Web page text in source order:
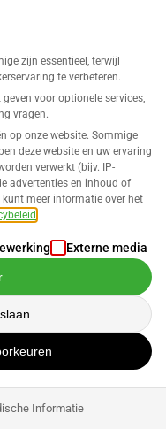
marktplaatsen
2025 – Hoe
Sales
zijn essentieel, terwijl
te verbeteren.
voor optionele services,
vragen.
op onze website. Sommige
deze website en uw ervaring
verwerkt (bijv. IP-
advertenties en inhoud of
meer informatie over het
Externe media
Informatie